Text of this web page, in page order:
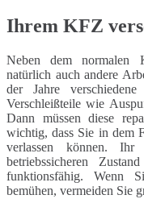
Ihrem KFZ
Neben dem normalen
natürlich auch andere
der Jahre
Verschleißteile wie
Dann müssen diese
wichtig, dass Sie in dem
verlassen können.
betriebssicheren
funktionsfähig. Wenn
bemühen, vermeiden Sie